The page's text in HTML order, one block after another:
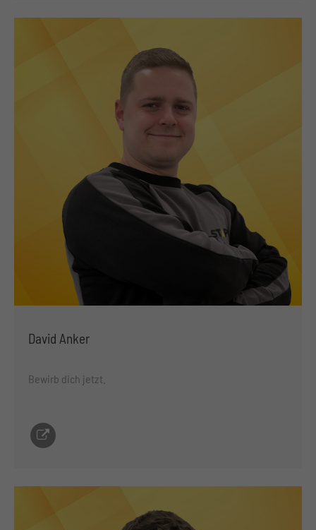
David Anker
Bewirb dich jetzt.